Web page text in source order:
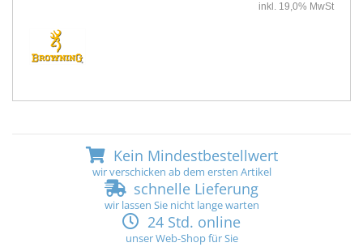
inkl. 19,0% MwSt
Kein Mindestbestellwert
wir verschicken ab dem ersten Artikel
schnelle Lieferung
wir lassen Sie nicht lange warten
24 Std. online
unser Web-Shop für Sie